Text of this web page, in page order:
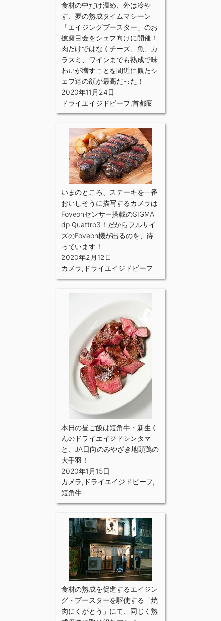
食材の中だけ温め、外は冷や
す、夢の熟成タイムマシーン
「エイジングブースター」のお
披露目会をシェフ向けに開催！
肉だけではなくチーズ、魚、カ
ラスミ、ワインまでも熟成で味
わいが増すことを間近に観たシ
ェフ達の顔が最高だった！
2020年11月24日
ドライエイジドビーフ,首都圏
いまのところ、ステーキを一番
おいしそうに描写するカメラは
Foveonセンサー搭載のSIGMA
dp Quattro3！だからフルサイ
ズのFoveon機が出るのを、待
っています！
2020年2月12日
カメラ, ドライエイジドビーフ
本日の昼ご飯は短角牛・新生く
んのドライエイジドシンタマ
と、JA日向のみやざき地頭鶏の
大手羽！
2020年1月15日
カメラ, ドライエイジドビーフ,
短角牛
食材の熟成を促進するエイジン
グ・ブースターを駆使する「焼
肉にくがとう」にて、同じく熟